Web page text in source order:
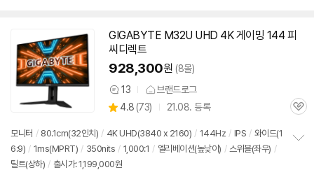
GIGABYTE M32U UHD 4K 게이밍 144 피
씨디렉트
928,300원 (8몰)
상
품
견
13 브랜드로그
별
점
4.8 (상
리
뷰
73) 21.08. 등록
관
모니터 / 80.1cm(32인치) / 4K UHD(3840 x 2160) / 144Hz / IPS / 와이드(1
6:9) / 1ms(MPRT) / 350nits / 1,000:1 / 엘리베이션(높낮이) / 스위블(좌우) /
틸트(상하) / 출시가: 1,199,000원